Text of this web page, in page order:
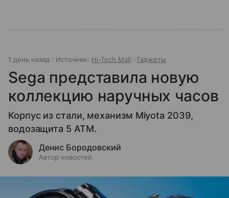
1 день назад Источник: Hi-Tech Mail Гаджеты
Sega представила новую
коллекцию наручных часов
Корпус из стали, механизм Miyota 2039,
водозащита 5 ATM.
Денис Бородовский
Автор новостей